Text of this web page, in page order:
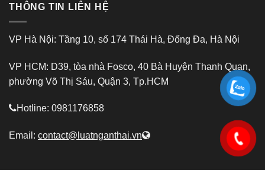
THÔNG TIN LIÊN HỆ
VP Hà Nội: Tầng 10, số 174 Thái Hà, Đống Đa, Hà Nội
VP HCM: D39, tòa nhà Fosco, 40 Bà Huyện Thanh Quan,
phường Võ Thị Sáu, Quận 3, Tp.HCM
Hotline: 0981176858
Email: contact@luatnganthai.vn